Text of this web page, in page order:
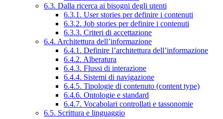
6.3. Dalla ricerca ai bisogni degli utenti
6.3.1. User stories per definire i contenuti
6.3.2. Job stories per definire i contenuti
6.3.3. Criteri di accettazione
6.4. Architettura dell’informazione
6.4.1. Definire l’architettura dell’informazione
6.4.2. Alberatura
6.4.3. Flussi di interazione
6.4.4. Sistemi di navigazione
6.4.5. Tipologie di contenuto (content type)
6.4.6. Ontologie e standard
6.4.7. Vocabolari controllati e tassonomie
6.5. Scrittura e linguaggio